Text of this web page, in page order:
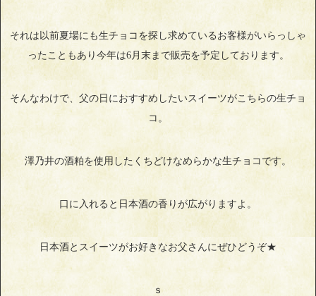
それは以前夏場にも生チョコを探し求めているお客様がいらっしゃ
ったこともあり今年は6月末まで販売を予定しております。
そんなわけで、父の日におすすめしたいスイーツがこちらの生チョ
コ。
澤乃井の酒粕を使用したくちどけなめらかな生チョコです。
口に入れると日本酒の香りが広がりますよ。
日本酒とスイーツがお好きなお父さんにぜひどうぞ★
ｓ